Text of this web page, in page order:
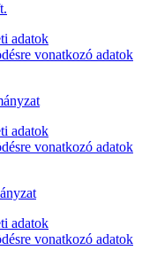
adatok
vonatkozó adatok
adatok
vonatkozó adatok
adatok
vonatkozó adatok